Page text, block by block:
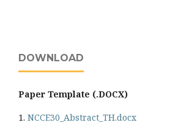
DOWNLOAD
Paper Template (.DOCX)
1. NCCE30_Abstract_TH.docx